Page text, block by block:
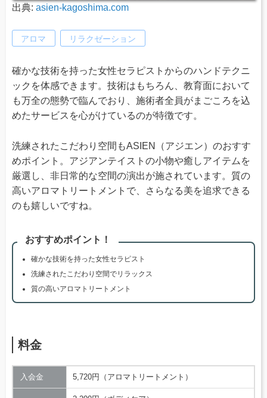
出典: asien-kagoshima.com
アロマ リラクゼーション
確かな技術を持った女性セラピストからのハンドテクニ
ックを体感できます。技術はもちろん、教育面において
も万全の態勢で臨んでおり、施術者全員がまごころを込
めたサービスを心がけているのが特徴です。
洗練されたこだわり空間もASIEN（アジエン）のおすす
めポイント。アジアンテイストの小物や癒しアイテムを
厳選し、非日常的な空間の演出が施されています。質の
高いアロマトリートメントで、さらなる美を追求できる
のも嬉しいですね。
おすすめポイント！
確かな技術を持った女性セラピスト
洗練されたこだわり空間でリラックス
質の高いアロマトリートメント
料金
入会金 5,720円（アロマトリートメント）